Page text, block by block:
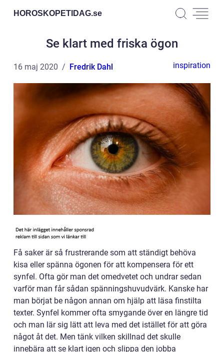
HOROSKOPETIDAG.se
Se klart med friska ögon
16 maj 2020 Fredrik Dahl inspiration
Få saker är så frustrerande som att ständigt behöva
kisa eller spänna ögonen för att kompensera för ett
synfel. Ofta gör man det omedvetet och undrar sedan
varför man får sådan spänningshuvudvärk. Kanske har
man börjat be någon annan om hjälp att läsa finstilta
texter. Synfel kommer ofta smygande över en längre tid
och man lär sig lätt att leva med det istället för att göra
något åt det. Men tänk vilken skillnad det skulle
innebära att se klart igen och slippa den jobba